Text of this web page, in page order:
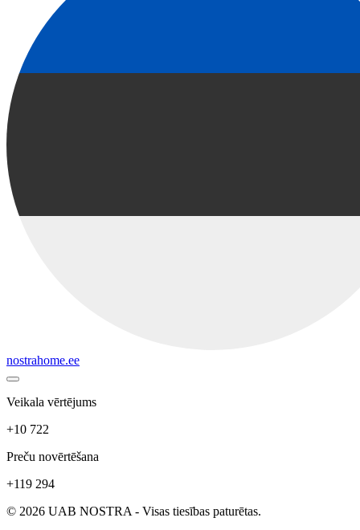
nostrahome.ee
Veikala vērtējums
+10 722
Preču novērtēšana
+119 294
© 2026 UAB NOSTRA - Visas tiesības paturētas.